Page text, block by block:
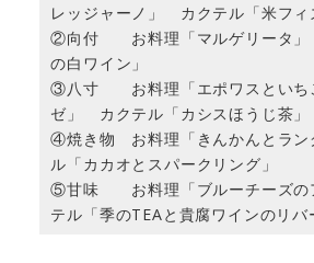
レッジャーノ」 カクテル「米フィ
②向付 お料理「マルゲリータ」
の白ワイン」
③八寸 お料理「エポワスといち
ゼ」 カクテル「カシスほうじ茶」
④焼き物 お料理「きんかんとラ
ル「カカオとスパークリング」
⑤甘味 お料理「ブルーチーズの
テル「季のTEAと貴腐ワインのリバ